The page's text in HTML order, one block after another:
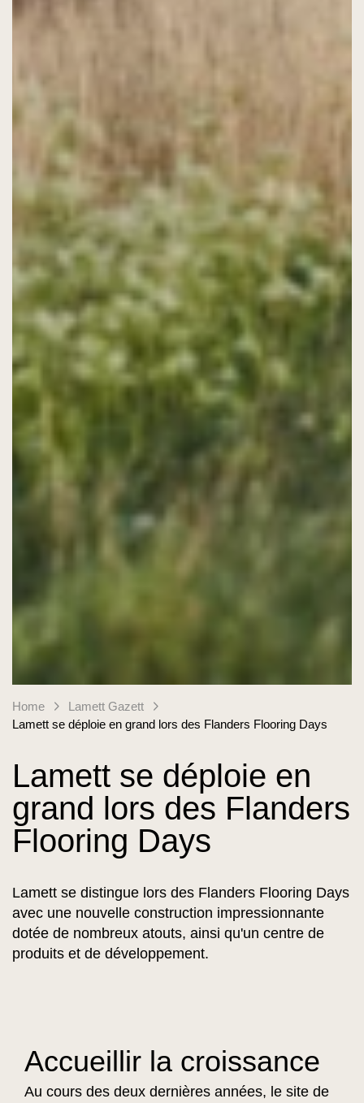
Home
Lamett Gazett
Lamett se déploie en grand lors des Flanders Flooring Days
Lamett se déploie en
grand lors des Flanders
Flooring Days
Lamett se distingue lors des Flanders Flooring Days
avec une nouvelle construction impressionnante
dotée de nombreux atouts, ainsi qu'un centre de
produits et de développement.
Accueillir la croissance
Au cours des deux dernières années, le site de